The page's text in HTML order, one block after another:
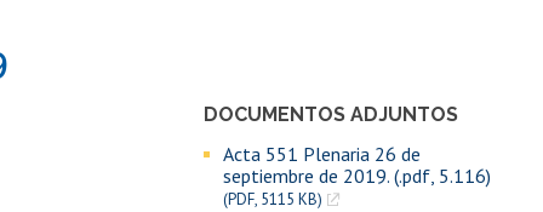
Hospital Clínico
DOCUMENTOS ADJUNTOS
Acta 551 Plenaria 26 de
septiembre de 2019. (.pdf, 5.116)
(PDF, 5115 KB)